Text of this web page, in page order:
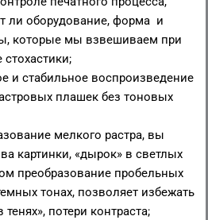
ли оборудование, форма и
которые мы взвешиваем при
и стабильное воспроизведение
плашек без тоновых
мелкого растра, вы
картинки, «дырок» в светлых
преобразование пробельных
тонах, позволяет избежать
потери контраста;